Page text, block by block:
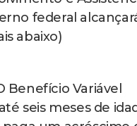
federal
abaixo)
Variável
seis meses de